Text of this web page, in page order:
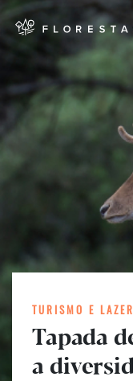
TURISMO E LAZER
Tapada
a